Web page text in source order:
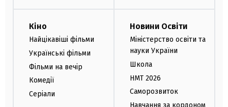
Кіно
Найцікавіші фільми
Українські фільми
Фільми на вечір
Комедії
Серіали
Новини Освіти
Міністерство освіти та
науки України
Школа
НМТ 2026
Саморозвиток